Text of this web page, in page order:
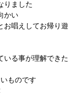
りました
かい
お唱えしてお帰り遊
いる事が理解できた
ものです